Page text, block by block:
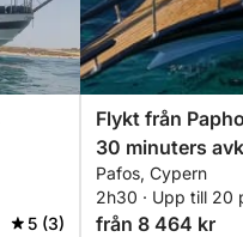
5 (3)
Flykt från
30 minuters
motorbåt
Pafos, Cypern
2h30 · Upp till 20
från 8 464 kr